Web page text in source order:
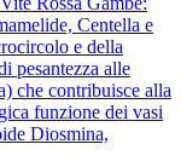
Centella e
e della
pesantezza alle
che contribuisce alla
funzione dei vasi
Diosmina,